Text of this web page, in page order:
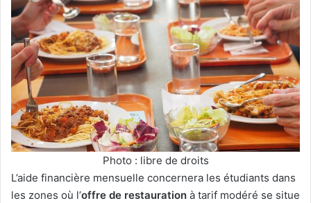
Photo : libre de droits
L’aide financière mensuelle concernera les étudiants dans
les zones où l’offre de restauration à tarif modéré se situe